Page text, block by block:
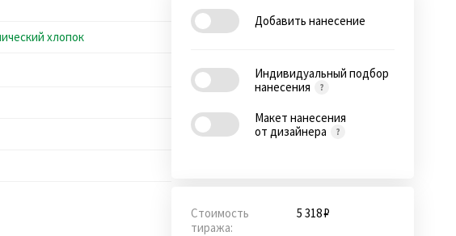
хлопок
Добавить нанесение
Индивидуальный подбор
нанесения
Макет нанесения
от дизайнера
Стоимость
тиража:
5 318 ₽